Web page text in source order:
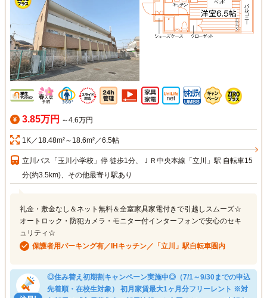
3.85万円 ～4.6万円
1K／18.48m²～18.6m²／6.5帖
立川バス「玉川小学校」停 徒歩1分、ＪＲ中央本線「立川」駅 自転車15
分(約3.5km)、その他最寄り駅あり
礼金・敷金なし＆ネット無料＆全室家具家電付きで引越しスムーズ☆
オートロック・防犯カメラ・モニター付インターフォンで安心のセキ
ュリティ☆
保護者用パーキング有／IHキッチン／「立川」駅自転車圏内
◎住み替え初期割キャンペーン実施中◎（7/1～9/30までの申込
先着順・在校生対象） 初月家賃最大1ヶ月分フリーレント ※対